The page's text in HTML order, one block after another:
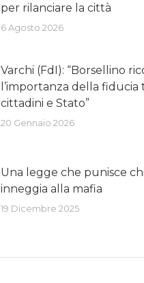
per rilanciare la città
6 Agosto 2026
Varchi (FdI): “Borsellino
l’importanza della fiducia
cittadini e Stato”
20 Gennaio 2026
Una legge che punisce chi
inneggia alla mafia
19 Dicembre 2025